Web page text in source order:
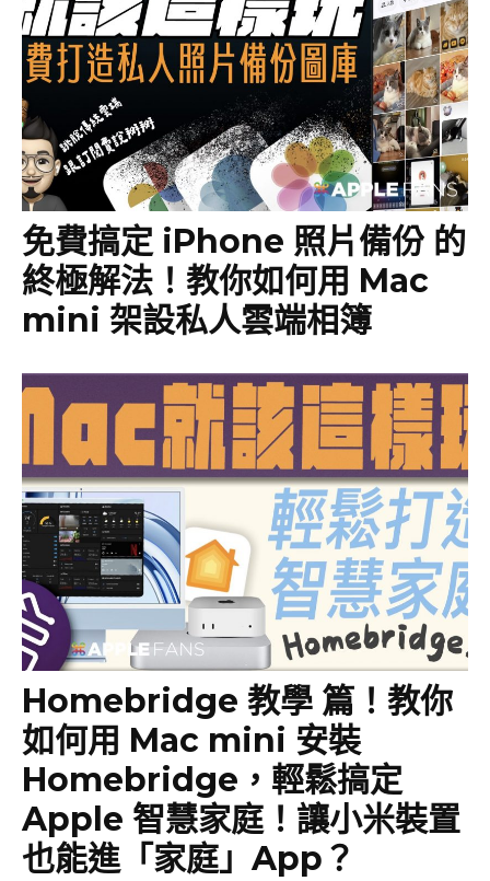
免費搞定 iPhone 照片備份 的
終極解法！教你如何用 Mac
mini 架設私人雲端相簿
Homebridge 教學 篇！教你
如何用 Mac mini 安裝
Homebridge，輕鬆搞定
Apple 智慧家庭！讓小米裝置
也能進「家庭」App？